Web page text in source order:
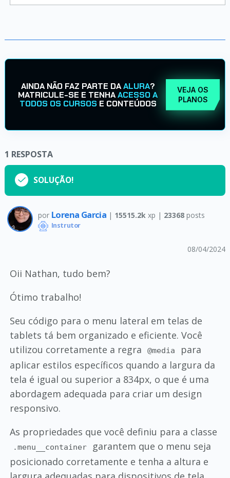
AINDA NÃO FAZ PARTE DAALURA?
MATRICULE-SE E TENHAACESSO A
TODOS OS CURSOS E CONTEÚDOS
VEJA OS
PLANOS
1 RESPOSTA
SOLUÇÃO!
por Lorena Garcia | 15515.2k xp | 23368posts
Instrutor
08/04/2024
Oii Nathan, tudo bem?
Ótimo trabalho!
Seu código para o menu lateral em telas de
tablets tá bem organizado e eficiente. Você
utilizou corretamente a regra
@media
para
aplicar estilos específicos quando a largura da
tela é igual ou superior a 834px, o que é uma
abordagem adequada para criar um design
responsivo.
As propriedades que você definiu para a classe
.menu__container
garantem que o menu seja
posicionado corretamente e tenha a altura e